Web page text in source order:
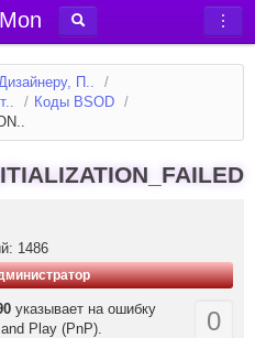
П..
/
/ Коды BSOD /
1486
0
указывает на ошибку
Play (PnP).